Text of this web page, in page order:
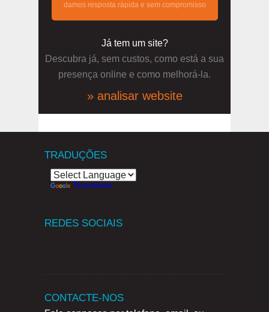
damos resposta rápida e sem compromisso
Já tem um site?
Descubra já, sem custos, como está a sua
presença online e como melhorá-la.
» analisar website
TRADUÇÕES
Translate
REDES SOCIAIS
CONTACTE-NOS